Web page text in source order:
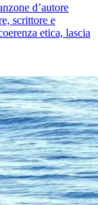
d’autore
scrittore e
etica, lascia